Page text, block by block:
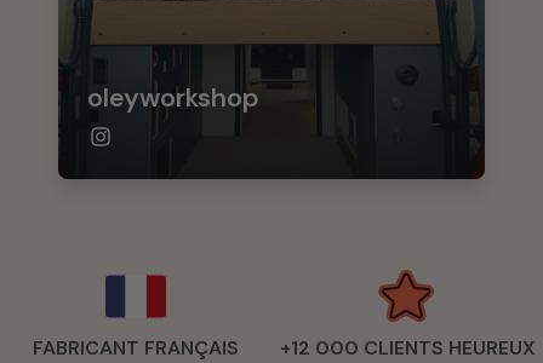
oleyworkshop
FABRICANT FRANÇAIS +12 000 CLIENTS HEUREUX